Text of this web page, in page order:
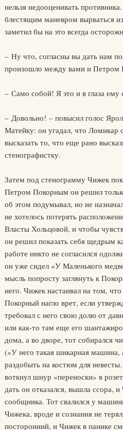
нельзя недооценивать
блестящим маневром вырваться
заметил бы на это всегда
– Ну что, согласны вы дать нам
произошло между вами и Петром
– Само собой! Я это и в глаза ему
– Довольно! – повысил голос
Матейку: он угадал, что Ломикар
высказать то, что еще рано
стенографистку.
Затем под стенограмму Чижек
Петром Покорным он решил
об этом подумывал, но не
не хотелось потерять
Власты Хольцовой, и чтобы
он решил показать себя щедрым
работе никто не согласился
он уже сидел «У Маленького
мысль попросту заглянуть к
него. Чижек настаивал на том,
Покорный нагло врет, если
требовал с него свою долю от
или как-то там еще его
дома, а во дворе, тот собирался
(«У него такая шикарная машина,
раздобыть на костюм для
воткнул шнур «переноски» в
дать он отказался, вышла ссора,
сообщника. Тот свалился у
Чижека, вроде и сознания не
посторонний, и Чижек в панике